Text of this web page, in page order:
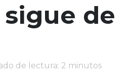
de
de lectura: 2 minutos